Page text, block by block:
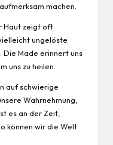
machen.
Haut zeigt oft
ungelöste
Made erinnert uns
uns zu heilen.
auf schwierige
Wahrnehmung,
es an der Zeit,
können wir die Welt